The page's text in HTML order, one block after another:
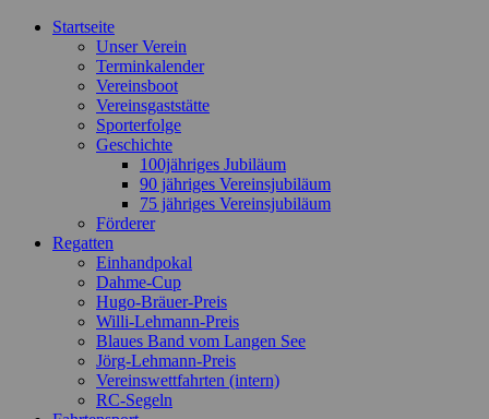
Startseite
Unser Verein
Terminkalender
Vereinsboot
Vereinsgaststätte
Sporterfolge
Geschichte
100jähriges Jubiläum
90 jähriges Vereinsjubiläum
75 jähriges Vereinsjubiläum
Förderer
Regatten
Einhandpokal
Dahme-Cup
Hugo-Bräuer-Preis
Willi-Lehmann-Preis
Blaues Band vom Langen See
Jörg-Lehmann-Preis
Vereinswettfahrten (intern)
RC-Segeln